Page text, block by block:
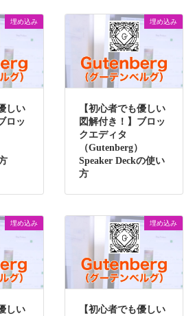
埋め込み
しい
ロッ
埋め込み
【初心者でも優しい
図解付き！】ブロッ
クエディタ
（Gutenberg）
Speaker Deckの使い
方
埋め込み
しい
埋め込み
【初心者でも優しい